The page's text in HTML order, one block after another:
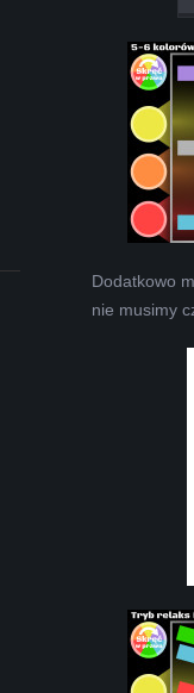
Dodatkowo
nie musimy